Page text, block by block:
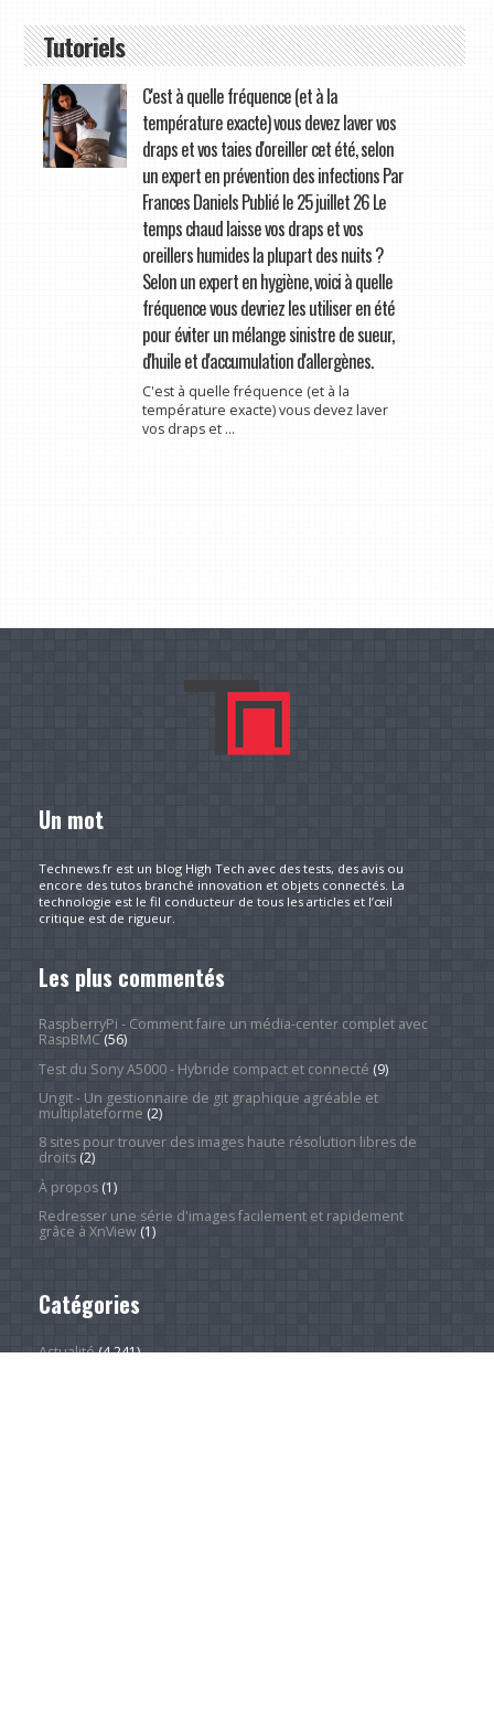
Tutoriels
C'est à quelle fréquence (et à la
température exacte) vous devez laver vos
draps et vos taies d'oreiller cet été, selon
un expert en prévention des infections Par
Frances Daniels Publié le 25 juillet 26 Le
temps chaud laisse vos draps et vos
oreillers humides la plupart des nuits ?
Selon un expert en hygiène, voici à quelle
fréquence vous devriez les utiliser en été
pour éviter un mélange sinistre de sueur,
d'huile et d'accumulation d'allergènes.
C'est à quelle fréquence (et à la
température exacte) vous devez laver
vos draps et ...
Un mot
Technews.fr est un blog High Tech avec des tests, des avis ou
encore des tutos branché innovation et objets connectés. La
technologie est le fil conducteur de tous les articles et l’œil
critique est de rigueur.
Les plus commentés
RaspberryPi - Comment faire un média-center complet avec
RaspBMC(56)
Test du Sony A5000 - Hybride compact et connecté (9)
Ungit - Un gestionnaire de git graphique agréable et
multiplateforme (2)
8 sites pour trouver des images haute résolution libres de
droits(2)
À propos(1)
Redresser une série d'images facilement et rapidement
grâce à XnView(1)
Catégories
Actualité(4 241)